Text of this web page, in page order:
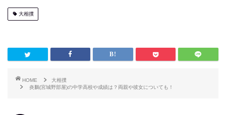
大相撲
HOME
大相撲
炎鵬(宮城野部屋)の中学高校や成績は？両親や彼女についても！